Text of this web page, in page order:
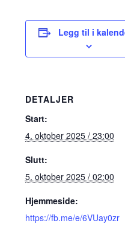
Legg til i
DETALJER
Start:
4. oktober 2025 / 23:00
Slutt:
5. oktober 2025 / 02:00
Hjemmeside:
https://fb.me/e/6VUay0zr